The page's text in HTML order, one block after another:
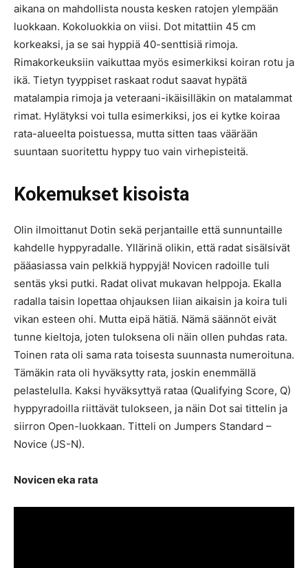
aikana on mahdollista nousta kesken ratojen ylempään
luokkaan. Kokoluokkia on viisi. Dot mitattiin 45 cm
korkeaksi, ja se sai hyppiä 40-senttisiä rimoja.
Rimakorkeuksiin vaikuttaa myös esimerkiksi koiran rotu ja
ikä. Tietyn tyyppiset raskaat rodut saavat hypätä
matalampia rimoja ja veteraani-ikäisilläkin on matalammat
rimat. Hylätyksi voi tulla esimerkiksi, jos ei kytke koiraa
rata-alueelta poistuessa, mutta sitten taas väärään
suuntaan suoritettu hyppy tuo vain virhepisteitä.
Kokemukset kisoista
Olin ilmoittanut Dotin sekä perjantaille että sunnuntaille
kahdelle hyppyradalle. Yllärinä olikin, että radat sisälsivät
pääasiassa vain pelkkiä hyppyjä! Novicen radoille tuli
sentäs yksi putki. Radat olivat mukavan helppoja. Ekalla
radalla taisin lopettaa ohjauksen liian aikaisin ja koira tuli
vikan esteen ohi. Mutta eipä hätiä. Nämä säännöt eivät
tunne kieltoja, joten tuloksena oli näin ollen puhdas rata.
Toinen rata oli sama rata toisesta suunnasta numeroituna.
Tämäkin rata oli hyväksytty rata, joskin enemmällä
pelastelulla. Kaksi hyväksyttyä rataa (Qualifying Score, Q)
hyppyradoilla riittävät tulokseen, ja näin Dot sai tittelin ja
siirron Open-luokkaan. Titteli on Jumpers Standard –
Novice (JS-N).
Novicen eka rata